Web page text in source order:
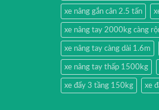
xe nâng gắn cân 2.5 tấn
xe nâng tay 2000kg càng
xe nâng tay càng dài 1.6m
xe nâng tay thấp 1500kg
xe đẩy 3 tầng 150kg xe